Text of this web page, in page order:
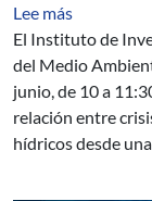
Lee mássobre
El Instituto de
del Medio
junio, de 10 a
relación entre
hídricos desde